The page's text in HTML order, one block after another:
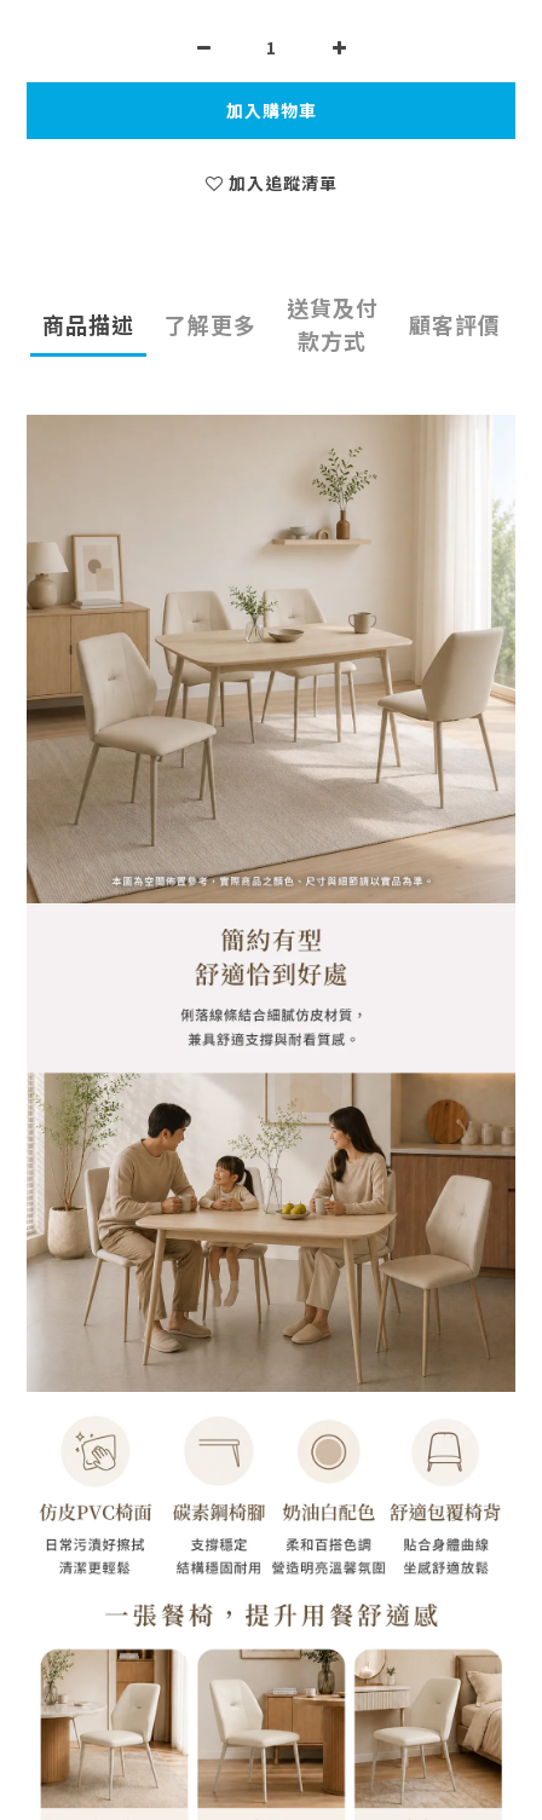
加入購物車
加入追蹤清單
商品描述 了解更多
送貨及付
款方式
顧客評價